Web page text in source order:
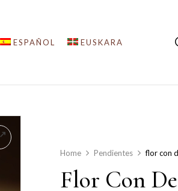
ESPAÑOL EUSKARA
Home Pendientes flor con
Flor Con